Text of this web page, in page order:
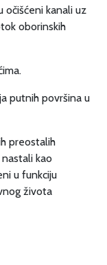
očišćeni kanali uz
oborinskih
putnih površina u
preostalih
kao
u funkciju
života